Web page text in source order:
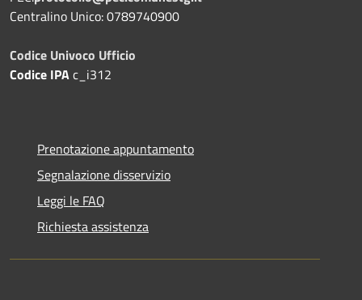
Centralino Unico: 0789740900
Codice Univoco Ufficio
Codice IPAc_i312
Prenotazione appuntamento
Segnalazione disservizio
Leggi le FAQ
Richiesta assistenza